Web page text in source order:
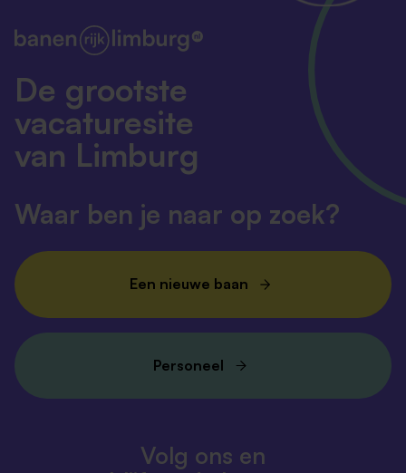
De grootste
vacaturesite
van Limburg
Waar ben je naar op zoek?
Een nieuwe baan
Personeel
Volg ons en